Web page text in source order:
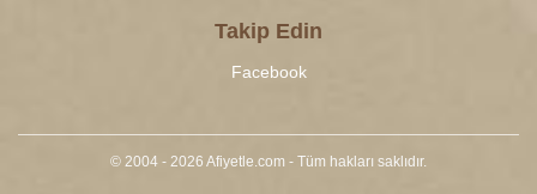
Takip Edin
Facebook
© 2004 - 2026 Afiyetle.com - Tüm hakları saklıdır.